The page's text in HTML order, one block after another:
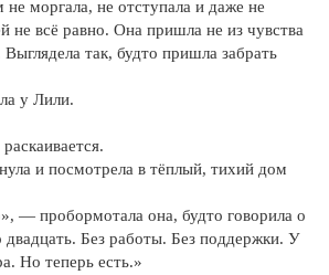
моргала, не отступала и даже не
не всё равно. Она пришла не из чувства
так, будто пришла забрать
у Лили.
и посмотрела в тёплый, тихий дом
— пробормотала она, будто говорила о
Без работы. Без поддержки. У
Но теперь есть.»